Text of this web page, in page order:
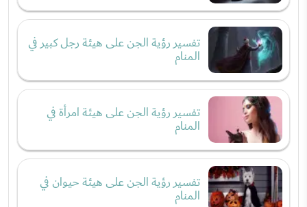
تفسير رؤية الجن على هيئة رجل كبير في
المنام
تفسير رؤية الجن على هيئة امرأة في
المنام
تفسير رؤية الجن على هيئة حيوان في
المنام